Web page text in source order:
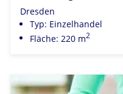
Dresden
Typ: Einzelhandel
Fläche: 220 m2